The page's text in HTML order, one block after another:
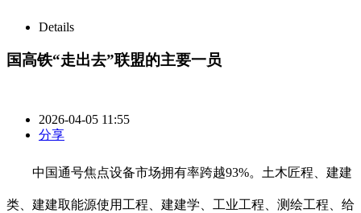
Details
国高铁“走出去”联盟的主要一员
2026-04-05 11:55
分享
中国通号焦点设备市场拥有率跨越93%。土木匠程、建建
类、建建取能源使用工程、建建学、工业工程、测绘工程、给